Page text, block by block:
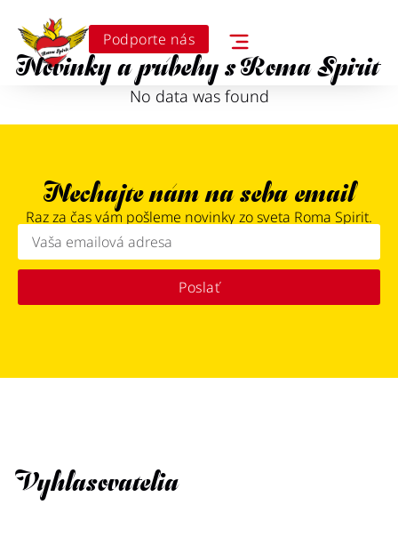
Podporte nás
Novinky a príbehy s Roma Spirit
No data was found
Nechajte nám na seba email
Raz za čas vám pošleme novinky zo sveta Roma Spirit.
Poslať
Vyhlasovatelia